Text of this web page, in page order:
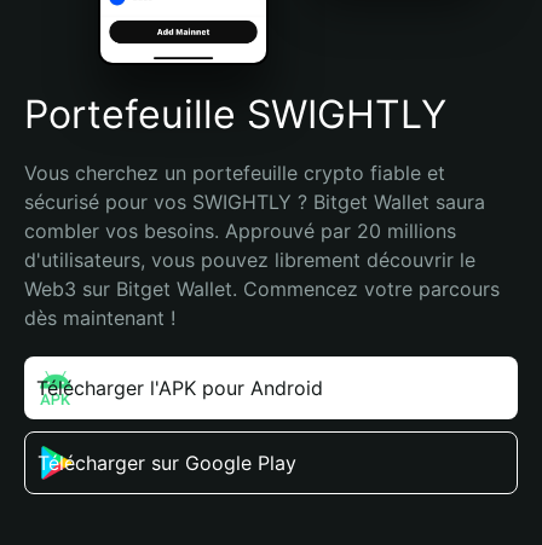
Português (Brasil)
Español (Argentina)
Portefeuille SWIGHTLY
Vous cherchez un portefeuille crypto fiable et
sécurisé pour vos SWIGHTLY ? Bitget Wallet saura
combler vos besoins. Approuvé par 20 millions
d'utilisateurs, vous pouvez librement découvrir le
Web3 sur Bitget Wallet. Commencez votre parcours
dès maintenant !
Télécharger l'APK pour Android
Télécharger sur Google Play